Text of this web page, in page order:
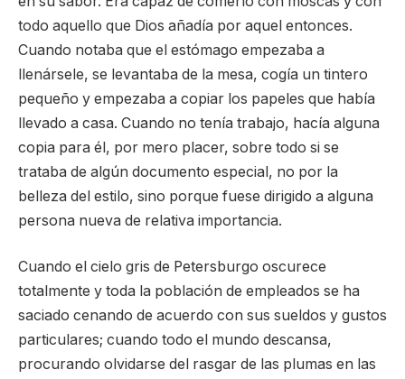
todo aquello que Dios añadía por aquel entonces.
Cuando notaba que el estómago empezaba a
llenársele, se levantaba de la mesa, cogía un tintero
pequeño y empezaba a copiar los papeles que había
llevado a casa. Cuando no tenía trabajo, hacía alguna
copia para él, por mero placer, sobre todo si se
trataba de algún documento especial, no por la
belleza del estilo, sino porque fuese dirigido a alguna
persona nueva de relativa importancia.
Cuando el cielo gris de Petersburgo oscurece
totalmente y toda la población de empleados se ha
saciado cenando de acuerdo con sus sueldos y gustos
particulares; cuando todo el mundo descansa,
procurando olvidarse del rasgar de las plumas en las